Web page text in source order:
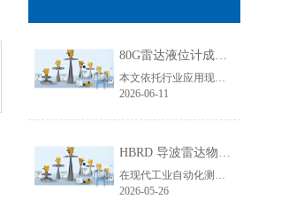
80G雷达液位计成行业主流！国产雷达液位计五大发展趋势解析
本文依托行业应用现状与技术迭代规律，聚焦80G雷达液位计技术升级核心，从高频迭代普及、数字化智能升级、工况专属定制、一体化结构优化、安全合规升级五大维度，深度拆解国产雷达液位计未来发展趋势，贴合工业选型需求与搜索引擎收录规则，为行业技术升级、设备采购改造提供专业参考。
2026-06-11
HBRD 导波雷达物位计全面介绍、应用场景及核心优势
在现代工业自动化测控领域，物位监测是生产线稳定运行、仓储管理、工艺调控的重要环节。面对粘稠介质、易结晶物料、低介电常数介质、狭小罐体、强腐蚀工况等复杂测量环境，传统液位、料位仪表常常出现测量不准、卡料、失灵、寿命短等问题。而HBRD导波雷达物位计凭借成熟的技术架构与稳定的实测表现，成为工业现场主流的精密物位测量设备。
2026-05-26